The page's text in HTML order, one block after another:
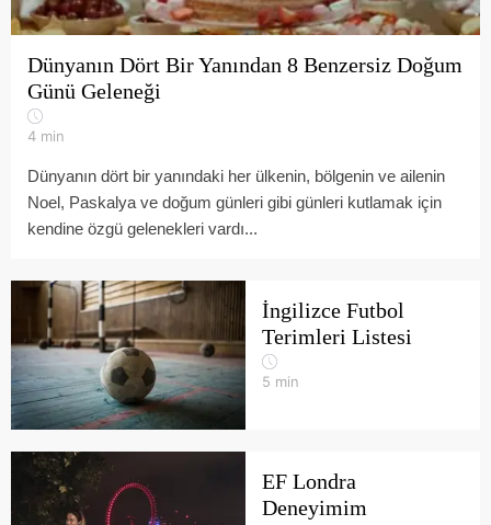
Dünyanın Dört Bir Yanından 8 Benzersiz Doğum
Günü Geleneği
4 min
Dünyanın dört bir yanındaki her ülkenin, bölgenin ve ailenin
Noel, Paskalya ve doğum günleri gibi günleri kutlamak için
kendine özgü gelenekleri vardı...
İngilizce Futbol
Terimleri Listesi
5 min
EF Londra
Deneyimim